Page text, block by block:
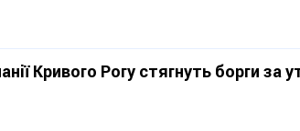
Кривого Рогу стягнуть борги за